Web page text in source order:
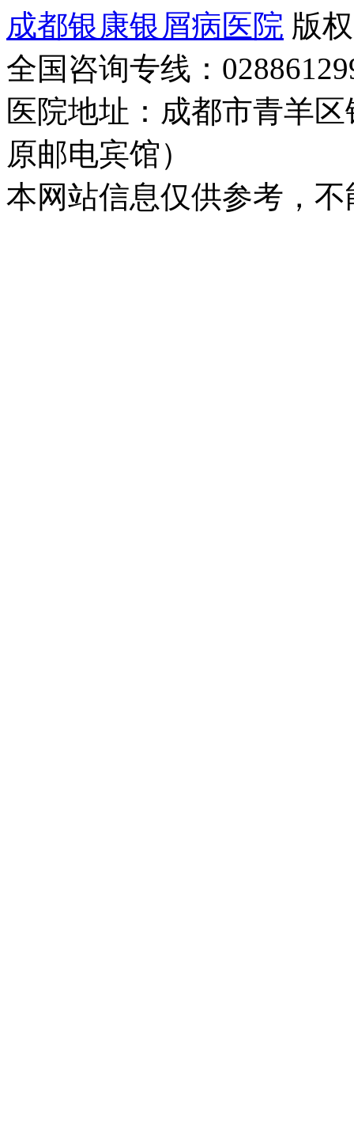
成都银康银屑病医院 版
全国咨询专线：
医院地址：成都市青羊
原邮电宾馆）
本网站信息仅供参考，